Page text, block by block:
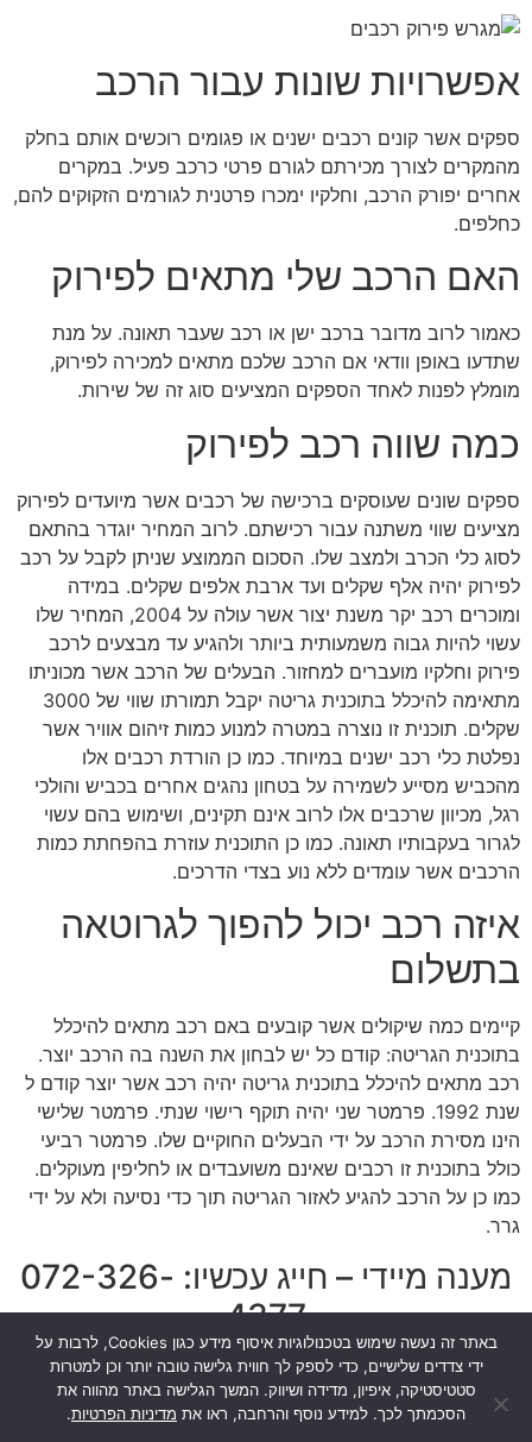
אפשרויות שונות עבור הרכב
ספקים אשר קונים רכבים ישנים או פגומים רוכשים אותם בחלק
מהמקרים לצורך מכירתם לגורם פרטי כרכב פעיל. במקרים
אחרים יפורק הרכב, וחלקיו ימכרו פרטנית לגורמים הזקוקים להם,
כחלפים.
האם הרכב שלי מתאים לפירוק
כאמור לרוב מדובר ברכב ישן או רכב שעבר תאונה. על מנת
שתדעו באופן וודאי אם הרכב שלכם מתאים למכירה לפירוק,
מומלץ לפנות לאחד הספקים המציעים סוג זה של שירות.
כמה שווה רכב לפירוק
ספקים שונים שעוסקים ברכישה של רכבים אשר מיועדים לפירוק
מציעים שווי משתנה עבור רכישתם. לרוב המחיר יוגדר בהתאם
לסוג כלי הכרב ולמצב שלו. הסכום הממוצע שניתן לקבל על רכב
לפירוק יהיה אלף שקלים ועד ארבת אלפים שקלים. במידה
ומוכרים רכב יקר משנת יצור אשר עולה על 2004, המחיר שלו
עשוי להיות גבוה משמעותית ביותר ולהגיע עד מבצעים לרכב
פירוק וחלקיו מועברים למחזור. הבעלים של הרכב אשר מכוניתו
מתאימה להיכלל בתוכנית גריטה יקבל תמורתו שווי של 3000
שקלים. תוכנית זו נוצרה במטרה למנוע כמות זיהום אוויר אשר
נפלטת כלי רכב ישנים במיוחד. כמו כן הורדת רכבים אלו
מהכביש מסייע לשמירה על בטחון נהגים אחרים בכביש והולכי
רגל, מכיוון שרכבים אלו לרוב אינם תקינים, ושימוש בהם עשוי
לגרור בעקבותיו תאונה. כמו כן התוכנית עוזרת בהפחתת כמות
הרכבים אשר עומדים ללא נוע בצדי הדרכים.
איזה רכב יכול להפוך לגרוטאה
בתשלום
קיימים כמה שיקולים אשר קובעים באם רכב מתאים להיכלל
בתוכנית הגריטה: קודם כל יש לבחון את השנה בה הרכב יוצר.
רכב מתאים להיכלל בתוכנית גריטה יהיה רכב אשר יוצר קודם ל
שנת 1992. פרמטר שני יהיה תוקף רישוי שנתי. פרמטר שלישי
הינו מסירת הרכב על ידי הבעלים החוקיים שלו. פרמטר רביעי
כולל בתוכנית זו רכבים שאינם משועבדים או לחליפין מעוקלים.
כמו כן על הרכב להגיע לאזור הגריטה תוך כדי נסיעה ולא על ידי
גרר.
מענה מיידי – חייג עכשיו: 072-326-
4377
[pojo-form id="4078"]
באתר זה נעשה שימוש בטכנולוגיות איסוף מידע כגון Cookies, לרבות על
ידי צדדים שלישיים, כדי לספק לך חווית גלישה טובה יותר וכן למטרות
סטטיסטיקה, איפיון, מדידה ושיווק. המשך הגלישה באתר מהווה את
הסכמתך לכך. למידע נוסף והרחבה, ראו את מדיניות הפרטיות.